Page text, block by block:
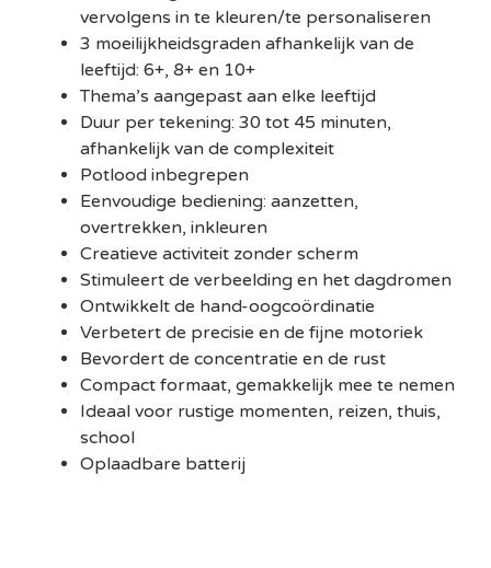
vervolgens in te kleuren/te personaliseren
3 moeilijkheidsgraden afhankelijk van de
leeftijd: 6+, 8+ en 10+
Thema’s aangepast aan elke leeftijd
Duur per tekening: 30 tot 45 minuten,
afhankelijk van de complexiteit
Potlood inbegrepen
Eenvoudige bediening: aanzetten,
overtrekken, inkleuren
Creatieve activiteit zonder scherm
Stimuleert de verbeelding en het dagdromen
Ontwikkelt de hand-oogcoördinatie
Verbetert de precisie en de fijne motoriek
Bevordert de concentratie en de rust
Compact formaat, gemakkelijk mee te nemen
Ideaal voor rustige momenten, reizen, thuis,
school
Oplaadbare batterij